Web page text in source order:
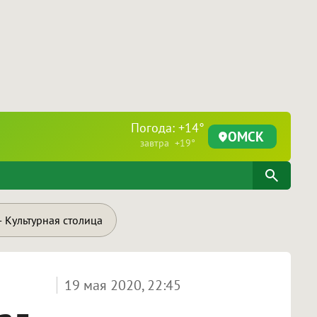
Погода: +14°
завтра +19° ОМСК
столица
19 мая 2020, 22:45